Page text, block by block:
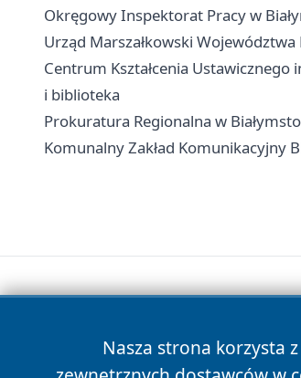
Okręgowy Inspektorat Pracy w
Urząd Marszałkowski
Centrum Kształcenia Ustawicznego
i biblioteka
Prokuratura Regionalna w
Komunalny Zakład Komunikacyjny
Nasza strona korzysta